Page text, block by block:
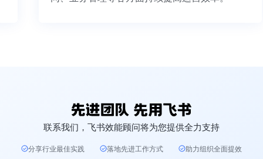
联系我们，飞书效能顾问将为您提供全力支持
分享行业最佳实践 落地先进工作方式 助力组织全面提效